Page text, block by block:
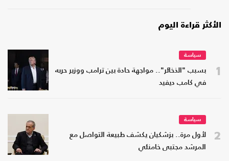
الأكثر قراءة اليوم
1
سياسة
بسبب "الذخائر".. مواجهة حادة بين ترامب ووزير حربه
في كامب ديفيد
2
سياسة
لأول مرة.. بزشكيان يكشف طبيعة التواصل مع
المرشد مجتبى خامنئي